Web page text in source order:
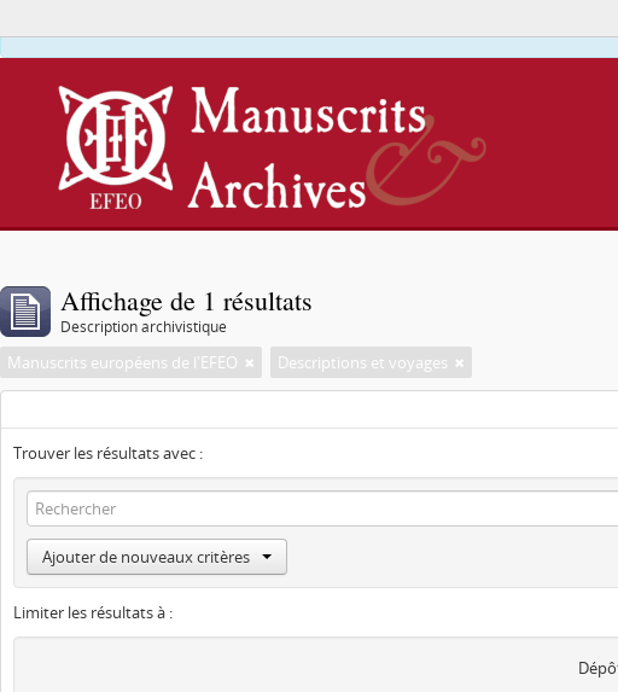
Affichage de 1 résultats
Description archivistique
Manuscrits européens de l'EFEO Descriptions et voyages
Trouver les résultats avec :
Ajouter de nouveaux critères
Limiter les résultats à :